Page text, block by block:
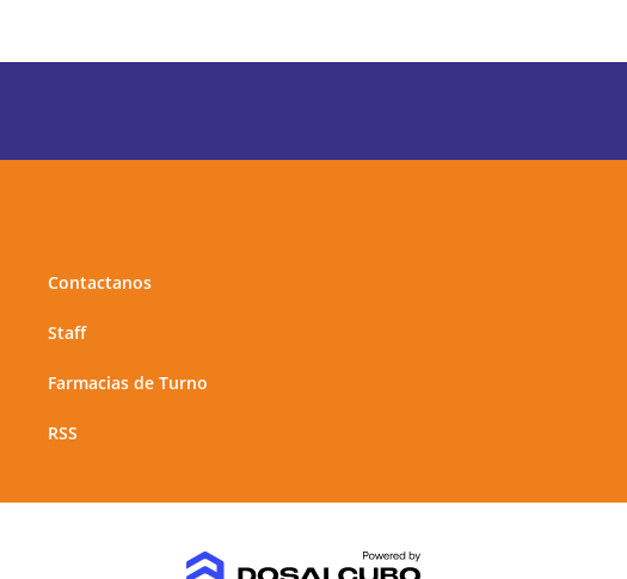
Contactanos
Staff
Farmacias de Turno
RSS